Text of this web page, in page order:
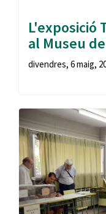
L'exposició
al Museu
divendres, 6 maig,